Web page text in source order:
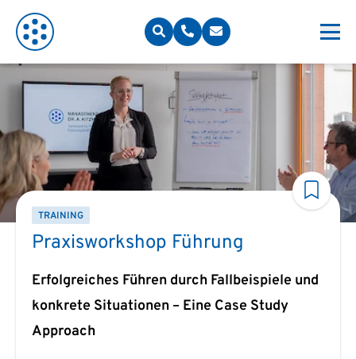
TRAINING
Praxisworkshop Führung
Erfolgreiches Führen durch Fallbeispiele und
konkrete Situationen – Eine Case Study
Approach